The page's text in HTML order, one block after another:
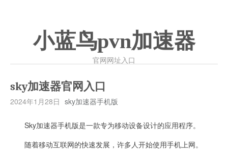
小蓝鸟pvn加速器
官网网址入口
sky加速器官网入口
2024年1月28日 sky加速器手机版
Sky加速器手机版是一款专为移动设备设计的应用程序。
随着移动互联网的快速发展，许多人开始使用手机上网。